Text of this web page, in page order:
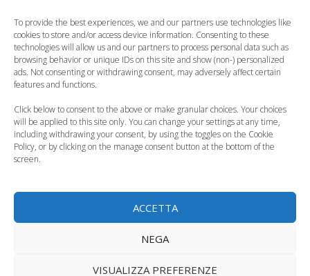
To provide the best experiences, we and our partners use technologies like
cookies to store and/or access device information. Consenting to these
technologies will allow us and our partners to process personal data such as
browsing behavior or unique IDs on this site and show (non-) personalized
ads. Not consenting or withdrawing consent, may adversely affect certain
features and functions.
Click below to consent to the above or make granular choices. Your choices
will be applied to this site only. You can change your settings at any time,
including withdrawing your consent, by using the toggles on the Cookie
Policy, or by clicking on the manage consent button at the bottom of the
screen.
ACCETTA
NEGA
VISUALIZZA PREFERENZE
richiederli
reddito
Bonus bebè,
riconfermato per il
prossimo triennio
Bonus bebé 2019, la
domanda entro il 13
giugno
come richiederlo
Bonus asilo di 1000
domande dal 17
luglio